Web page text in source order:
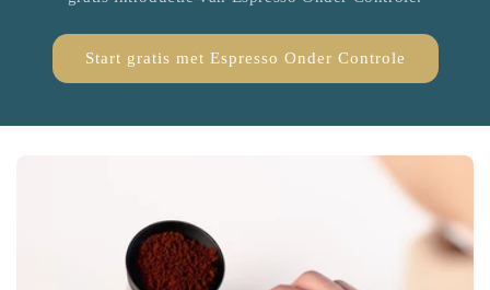
Start gratis met Espresso Onder Controle